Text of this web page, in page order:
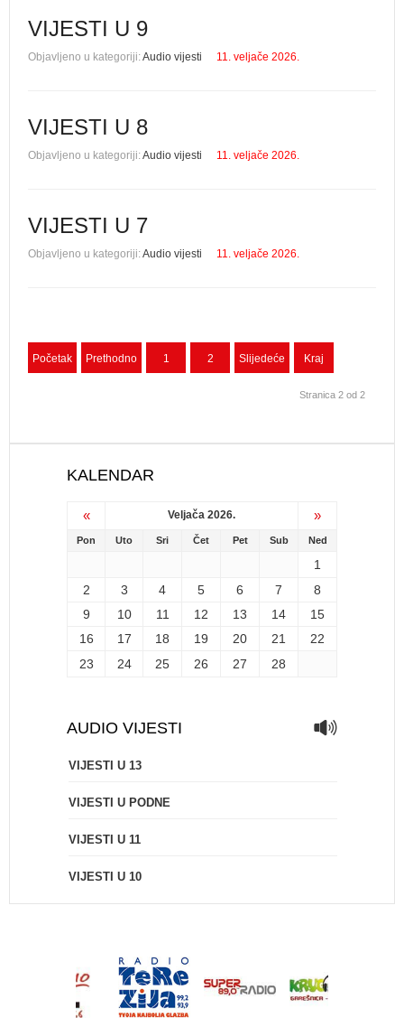
VIJESTI U 9
Objavljeno u kategoriji:Audio vijesti 11. veljače 2026.
VIJESTI U 8
Objavljeno u kategoriji:Audio vijesti 11. veljače 2026.
VIJESTI U 7
Objavljeno u kategoriji:Audio vijesti 11. veljače 2026.
Početak Prethodno 1 2 Slijedeće Kraj
Stranica 2 od 2
KALENDAR
« Veljača 2026. »
Pon Uto Sri Čet Pet Sub Ned
1
2
3 4 5 6 7
8
9
10 11 12 13 14
15
16
17 18 19 20 21
22
23
24 25 26 27 28
AUDIO VIJESTI
VIJESTI U 13
VIJESTI U PODNE
VIJESTI U 11
VIJESTI U 10